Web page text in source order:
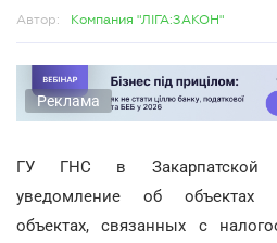
Автор: Компания "ЛІГА:ЗАКОН"
Реклама
ГУ ГНС в Закарпатской
уведомление об объектах
объектах, связанных с